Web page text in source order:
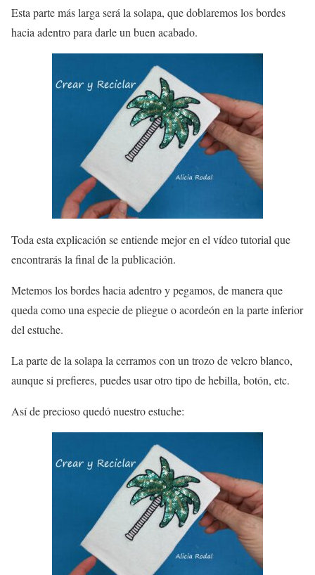
Esta parte más larga será la solapa, que doblaremos los bordes
hacia adentro para darle un buen acabado.
Toda esta explicación se entiende mejor en el vídeo tutorial que
encontrarás la final de la publicación.
Metemos los bordes hacia adentro y pegamos, de manera que
queda como una especie de pliegue o acordeón en la parte inferior
del estuche.
La parte de la solapa la cerramos con un trozo de velcro blanco,
aunque si prefieres, puedes usar otro tipo de hebilla, botón, etc.
Así de precioso quedó nuestro estuche: